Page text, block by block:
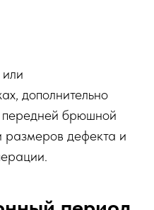
дополнительно
брюшной
размеров дефекта и